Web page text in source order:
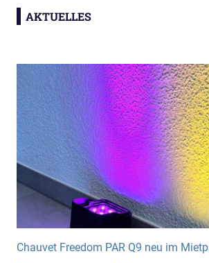
AKTUELLES
Chauvet Freedom PAR Q9 neu im